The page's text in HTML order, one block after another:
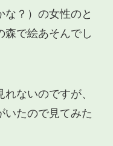
な？）の女性のと
森で絵あそんでし
ないのですが、
いたので見てみた